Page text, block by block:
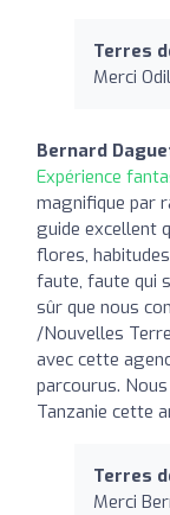
Terres
Merci
Bernard
Expérience
magnifique par
guide excellent
flores,
faute, faute qui
sûr que nous
/Nouvelles
avec cette
parcourus.
Tanzanie cette
Terres
Merci